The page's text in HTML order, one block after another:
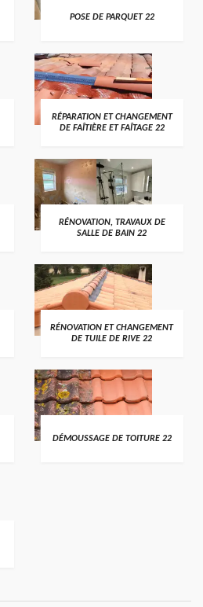
POSE DE PARQUET 22
RÉPARATION ET CHANGEMENT
DE FAÎTIÈRE ET FAÎTAGE 22
RÉNOVATION, TRAVAUX DE
SALLE DE BAIN 22
RÉNOVATION ET CHANGEMENT
DE TUILE DE RIVE 22
DÉMOUSSAGE DE TOITURE 22